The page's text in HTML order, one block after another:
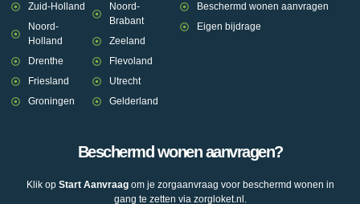
Zuid-Holland
Noord-
Holland
Drenthe
Friesland
Groningen
Noord-
Brabant
Zeeland
Flevoland
Utrecht
Gelderland
Beschermd wonen aanvragen
Eigen bijdrage
Beschermd wonen aanvragen?
Klik op Start Aanvraagom je zorgaanvraag voor beschermd wonen in
gang te zetten via zorgloket.nl.